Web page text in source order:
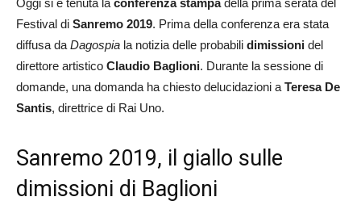
Festival di Sanremo 2019. Prima della conferenza era stata
diffusa da Dagospia la notizia delle probabili dimissioni del
direttore artistico Claudio Baglioni. Durante la sessione di
domande, una domanda ha chiesto delucidazioni a Teresa De
Santis, direttrice di Rai Uno.
Sanremo 2019, il giallo sulle
dimissioni di Baglioni